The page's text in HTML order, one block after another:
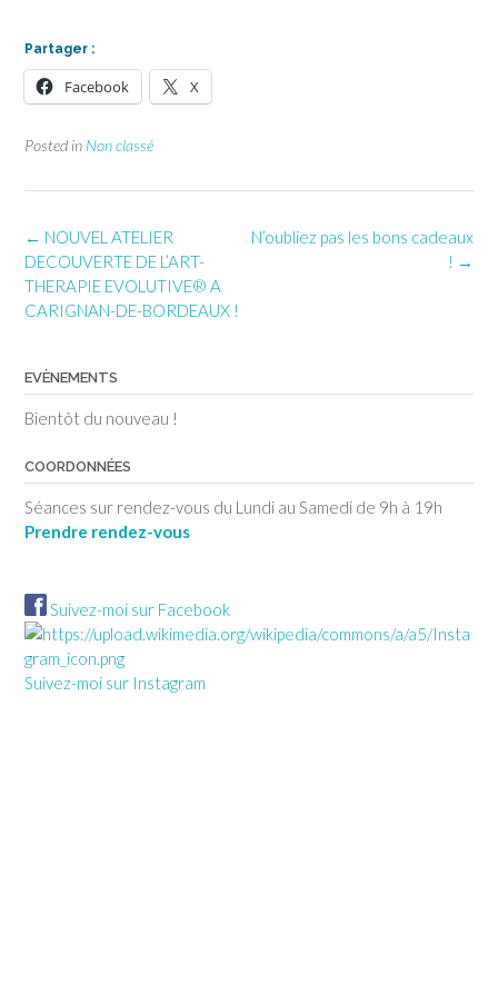
Partager :
Facebook X
Posted in Non classé
Post
navigation
N’oubliez pas les bons cadeaux
! →
← NOUVEL ATELIER
DECOUVERTE DE L’ART-
THERAPIE EVOLUTIVE® A
CARIGNAN-DE-BORDEAUX !
EVÈNEMENTS
Bientôt du nouveau !
COORDONNÉES
Séances sur rendez-vous du Lundi au Samedi de 9h à 19h
Prendre rendez-vous
Suivez-moi sur Facebook
Suivez-moi sur Instagram